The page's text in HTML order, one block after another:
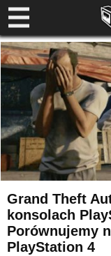
Grand Theft
konsolach
Porównujemy
PlayStation 4